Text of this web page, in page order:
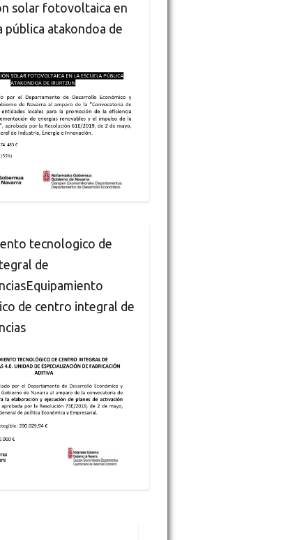
solar fotovoltaica en
pública atakondoa de
tecnologico de
de
de centro integral de